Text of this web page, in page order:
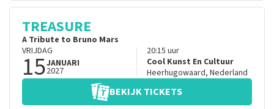
TREASURE
A Tribute to Bruno Mars
VRIJDAG
15JANUARI
2027
20:15 uur
Cool Kunst En Cultuur
Heerhugowaard, Nederland
BEKIJK TICKETS